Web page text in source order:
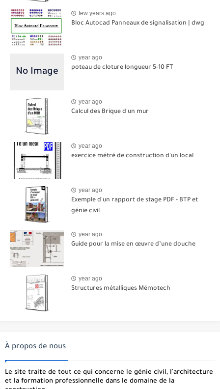
few years ago
Bloc Autocad Panneaux de signalisation | dwg
year ago
poteau de cloture longueur 5-10 FT
year ago
Calcul des Brique d'un mur
year ago
exercice métré de construction d'un local
year ago
Exemple d'un rapport de stage PDF - BTP et
génie civil
year ago
Guide pour la mise en œuvre d’une douche
year ago
Structures métalliques Mémotech
À propos de nous
Le site traite de tout ce qui concerne le génie civil, l'architecture
et la formation professionnelle dans le domaine de la